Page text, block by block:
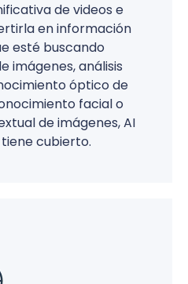
de videos e
en información
esté buscando
imágenes, análisis
óptico de
facial o
de imágenes, AI
cubierto.